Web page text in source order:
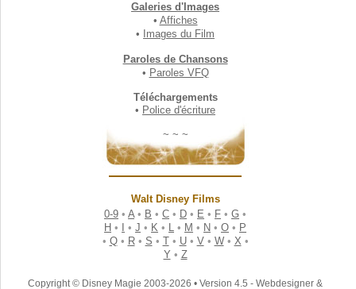
Galeries d'Images
• Affiches
•
Images du Film
Paroles de Chansons
• Paroles VFQ
Téléchargements
• Police d'écriture
~ ~ ~
Walt Disney Films
0-9 •A • B •C • D • E • F •G •
H • •J • K • • M • N •O • P
• Q• R• S • T• U• V• W• X •
Y • Z
Copyright © Disney Magie 2003-2026 • Version 4.5 - Webdesigner &